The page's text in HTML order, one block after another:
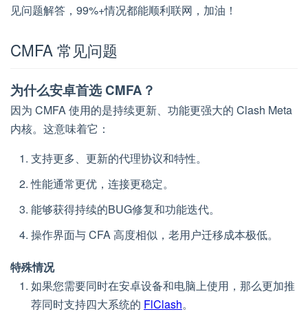
见问题解答，99%+情况都能顺利联网，加油！
CMFA 常见问题
为什么安卓首选 CMFA？
因为 CMFA 使用的是持续更新、功能更强大的 Clash Meta
内核。这意味着它：
支持更多、更新的代理协议和特性。
性能通常更优，连接更稳定。
能够获得持续的BUG修复和功能迭代。
操作界面与 CFA 高度相似，老用户迁移成本极低。
特殊情况
如果您需要同时在安卓设备和电脑上使用，那么更加推
荐同时支持四大系统的 FlClash。